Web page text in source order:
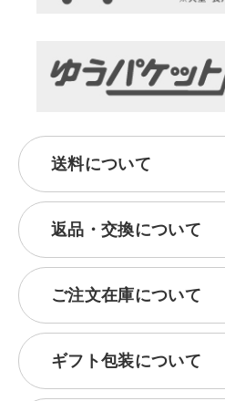
送料について
返品・交換について
ご注文在庫について
ギフト包装について